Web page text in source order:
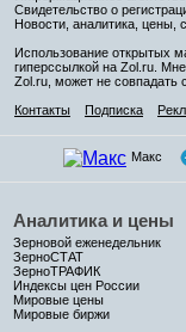
Свидетельство о
Новости, аналитика, цены,
Использование открытых
гиперссылкой на Zol.ru.
Zol.ru, может не совпадать
Контакты
Подписка
Макс
Аналитика и цены
Зерновой еженедельник
ЗерноСТАТ
ЗерноТРАФИК
Индексы цен России
Мировые цены
Мировые биржи